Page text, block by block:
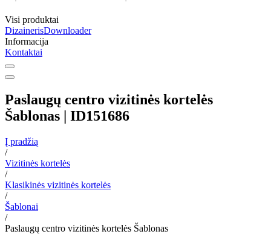
Visi produktai
DizainerisDownloader
Informacija
Kontaktai
Paslaugų centro vizitinės kortelės
Šablonas | ID151686
Į pradžią
/
Vizitinės kortelės
/
Klasikinės vizitinės kortelės
/
Šablonai
/
Paslaugų centro vizitinės kortelės Šablonas